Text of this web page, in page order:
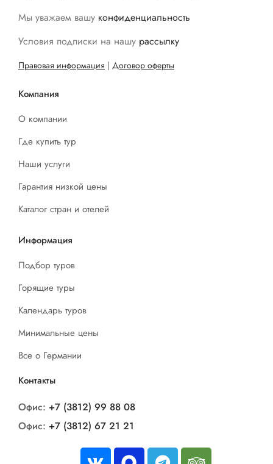
Мы уважаем вашу конфиденциальность
Условия подписки на нашу рассылку
Правовая информация | Договор оферты
Компания
О компании
Где купить тур
Наши услуги
Гарантия низкой цены
Каталог стран и отелей
Информация
Подбор туров
Горящие туры
Календарь туров
Минимальные цены
Все о Германии
Контакты
Офис: +7 (3812) 99 88 08
Офис: +7 (3812) 67 21 21